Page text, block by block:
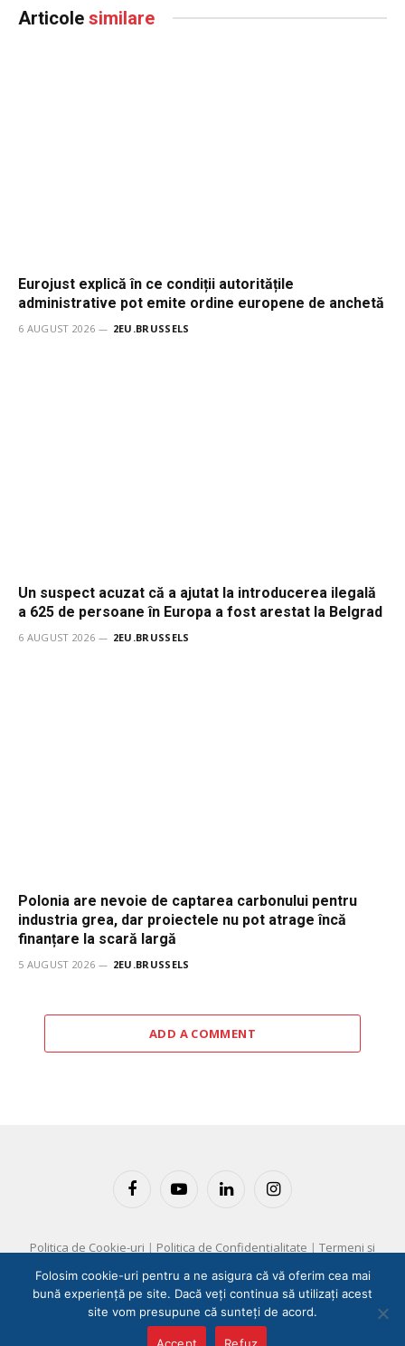
Articole similare
Eurojust explică în ce condiții autoritățile
administrative pot emite ordine europene de anchetă
6 AUGUST 2026 2EU.BRUSSELS
Un suspect acuzat că a ajutat la introducerea ilegală
a 625 de persoane în Europa a fost arestat la Belgrad
6 AUGUST 2026 2EU.BRUSSELS
Polonia are nevoie de captarea carbonului pentru
industria grea, dar proiectele nu pot atrage încă
finanțare la scară largă
5 AUGUST 2026 2EU.BRUSSELS
ADD A COMMENT
FacebookYouTubeLinkedInInstagram
Politica de Cookie-uri | Politica de Confidențialitate | Termeni și
Copyright © 2025 EM360 Group
Folosim cookie-uri pentru a ne asigura că vă oferim cea mai
bună experiență pe site. Dacă veți continua să utilizați acest
site vom presupune că sunteți de acord.
Accept Refuz